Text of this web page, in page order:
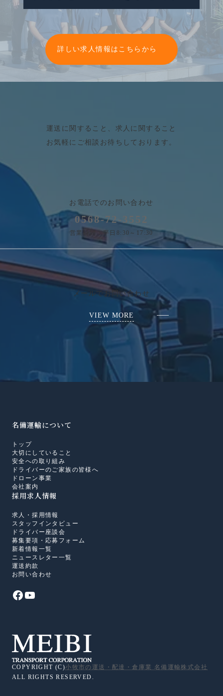
詳しい求人情報はこちらから
グ
ル
ー
プ
リ
ン
運送に関すること、求人に関すること
お気軽にご相談お待ちしております。
お電話でのお問い合わせ
0568-72-3552
営業時間：平日8:30～17:30
メールでお問い合わせ
VIEW MORE
名備運輸について
トップ
大切にしていること
安全への取り組み
ドライバーのご家族の皆様へ
ドローン事業
会社案内
採用求人情報
求人・採用情報
スタッフインタビュー
ドライバー座談会
募集要項・応募フォーム
新着情報一覧
ニュースレター一覧
運送約款
お問い合わせ
COPYRIGHT (C)小牧市の運送・配達・倉庫業 名備運輸株式会社
ALL RIGHTS RESERVED.